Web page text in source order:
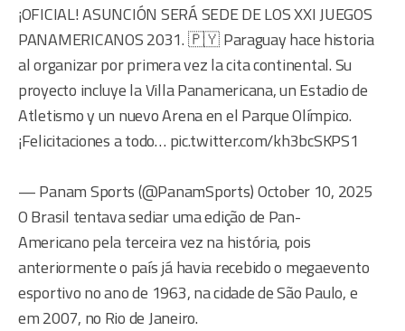
¡OFICIAL! ASUNCIÓN SERÁ SEDE DE LOS XXI JUEGOS
PANAMERICANOS 2031. 🇵🇾 Paraguay hace historia
al organizar por primera vez la cita continental. Su
proyecto incluye la Villa Panamericana, un Estadio de
Atletismo y un nuevo Arena en el Parque Olímpico.
¡Felicitaciones a todo… pic.twitter.com/kh3bcSKPS1
— Panam Sports (@PanamSports) October 10, 2025
O Brasil tentava sediar uma edição de Pan-
Americano pela terceira vez na história, pois
anteriormente o país já havia recebido o megaevento
esportivo no ano de 1963, na cidade de São Paulo, e
em 2007, no Rio de Janeiro.